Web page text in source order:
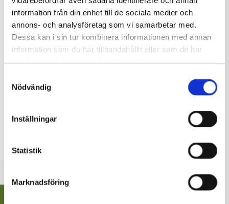
information från din enhet till de sociala medier och
annons- och analysföretag som vi samarbetar med.
Dessa kan i sin tur kombinera informationen med annan
information som du har tillhandahållit eller som de har
Nödvändig
Inställningar
Statistik
Marknadsföring
28.05.2026
Arbetskraftsservicen har avvikande öppettider under
sommaren. Vänligen beakta följande ändringar:
Ingå verksamhetsställe
Hangö verksamhetsställe